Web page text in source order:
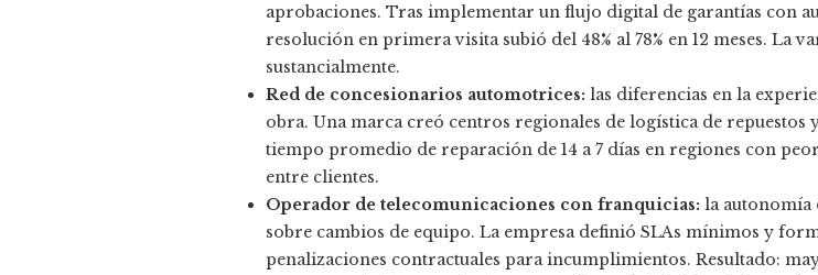
aprobaciones. Tras implementar un flujo digital de garantías con
resolución en primera visita subió del 48% al 78% en 12 meses. La
sustancialmente.
Red de concesionarios automotrices: las diferencias en la
obra. Una marca creó centros regionales de logística de
tiempo promedio de reparación de 14 a 7 días en regiones con
entre clientes.
Operador de telecomunicaciones con franquicias: la autonomía
sobre cambios de equipo. La empresa definió SLAs mínimos y
penalizaciones contractuales para incumplimientos. Resultado: